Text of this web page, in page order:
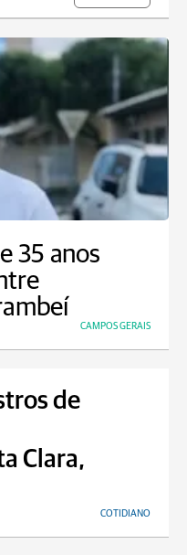
35 anos
CAMPOS GERAIS
de
Clara,
COTIDIANO